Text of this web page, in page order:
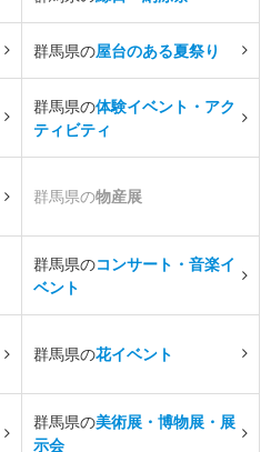
群馬県の屋台のある夏祭り
群馬県の体験イベント・アク
ティビティ
群馬県の物産展
群馬県のコンサート・音楽イ
ベント
群馬県の花イベント
群馬県の美術展・博物展・展
示会